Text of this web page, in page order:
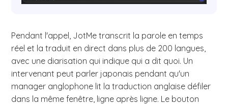
Pendant l'appel, JotMe transcrit la parole en temps
réel et la traduit en direct dans plus de 200 langues,
avec une diarisation qui indique qui a dit quoi. Un
intervenant peut parler japonais pendant qu'un
manager anglophone lit la traduction anglaise défiler
dans la même fenêtre, ligne après ligne. Le bouton